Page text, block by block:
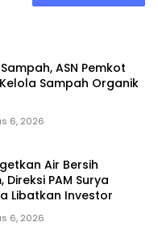
ASN Pemkot
Sampah Organik
6, 2026
Air Bersih
PAM Surya
Libatkan Investor
6, 2026